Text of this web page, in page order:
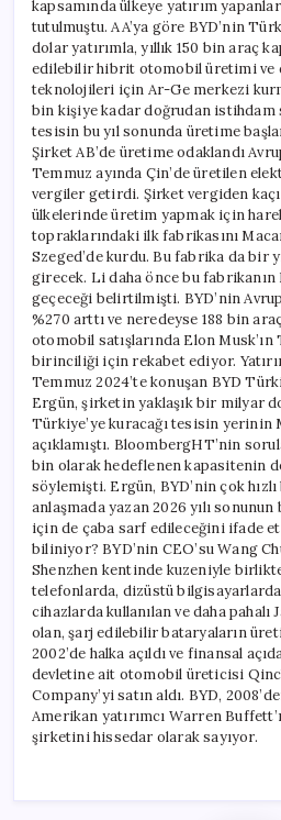
kapsamında ülkeye yatırım
tutulmuştu. AA’ya göre BYD’nin
dolar yatırımla, yıllık 150 bin araç
edilebilir hibrit otomobil üretimi ve
teknolojileri için Ar-Ge merkezi
bin kişiye kadar doğrudan istihdam
tesisin bu yıl sonunda üretime
Şirket AB’de üretime odaklandı
Temmuz ayında Çin’de üretilen
vergiler getirdi. Şirket vergiden
ülkelerinde üretim yapmak için
topraklarındaki ilk fabrikasını
Szeged’de kurdu. Bu fabrika da bir
girecek. Li daha önce bu fabrikanın
geçeceği belirtilmişti. BYD’nin
%270 arttı ve neredeyse 188 bin
otomobil satışlarında Elon Musk’ın
birinciliği için rekabet ediyor.
Temmuz 2024’te konuşan BYD
Ergün, şirketin yaklaşık bir milyar
Türkiye’ye kuracağı tesisin yerinin
açıklamıştı. BloombergHT’nin
bin olarak hedeflenen kapasitenin
söylemişti. Ergün, BYD’nin çok
anlaşmada yazan 2026 yılı
için de çaba sarf edileceğini ifade
biliniyor? BYD’nin CEO’su Wang
Shenzhen kentinde kuzeniyle
telefonlarda, dizüstü
cihazlarda kullanılan ve daha
olan, şarj edilebilir bataryaların
2002’de halka açıldı ve finansal
devletine ait otomobil üreticisi
Company’yi satın aldı. BYD,
Amerikan yatırımcı Warren
şirketini hissedar olarak sayıyor.